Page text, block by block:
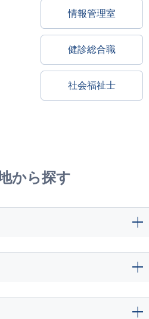
情報管理室
健診総合職
社会福祉士
から探す